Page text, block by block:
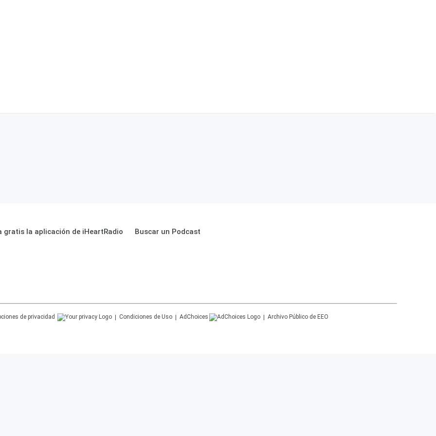
gratis la aplicación de iHeartRadio Buscar un Podcast
de privacidad Condiciones de Uso AdChoices Archivo Público de EEO